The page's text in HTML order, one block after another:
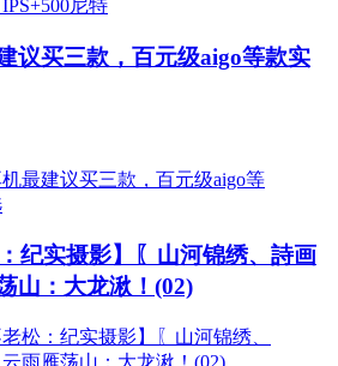
议买三款，百元级aigo等款实
纪实摄影】〖山河锦绣、詩画
山：大龙湫！(02)